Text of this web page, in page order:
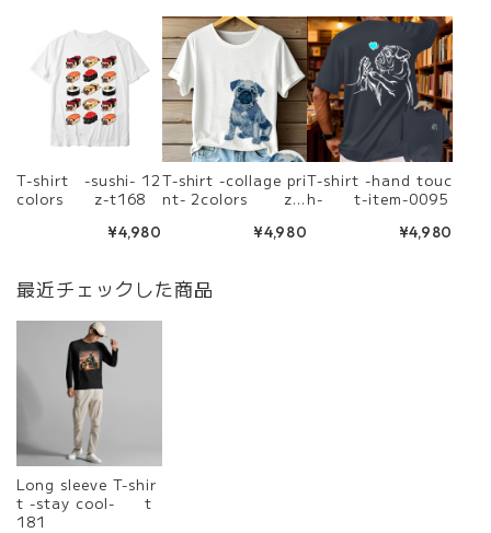
T-shirt -sushi- 12
colors z-t168
¥4,980
T-shirt -collage pri
nt- 2colors z-t
¥4,980
T-shirt -hand touc
h- t-item-0095
¥4,980
最近チェックした商品
Long sleeve T-shir
t -stay cool- t
181